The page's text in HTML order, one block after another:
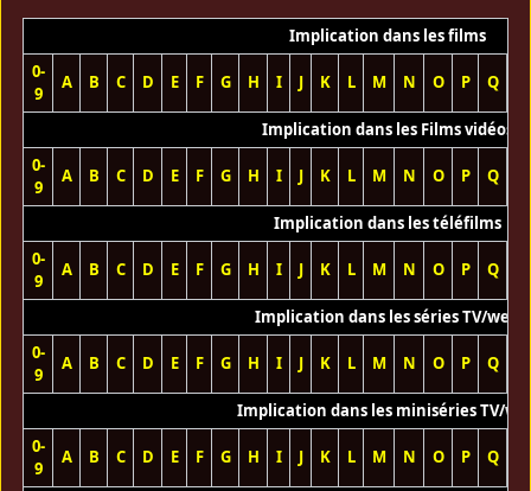
Implication dans les films
0-
9
A B C D E F G H I J K L M N O P Q
Implication dans les Films vidéos
0-
9
A B C D E F G H I J K L M N O P Q
Implication dans les téléfilms
0-
9
A B C D E F G H I J K L M N O P Q
Implication dans les séries TV/web
0-
9
A B C D E F G H I J K L M N O P Q
Implication dans les miniséries TV/
0-
9
A B C D E F G H I J K L M N O P Q